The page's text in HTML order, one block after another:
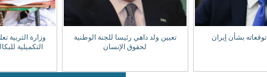
تعيين ولد داهي رئيسا للجنة الوطنية
وزارة التربية تعلن بدء تصحيح الدورة
التكميلية للبكالوريا السبت المقبل